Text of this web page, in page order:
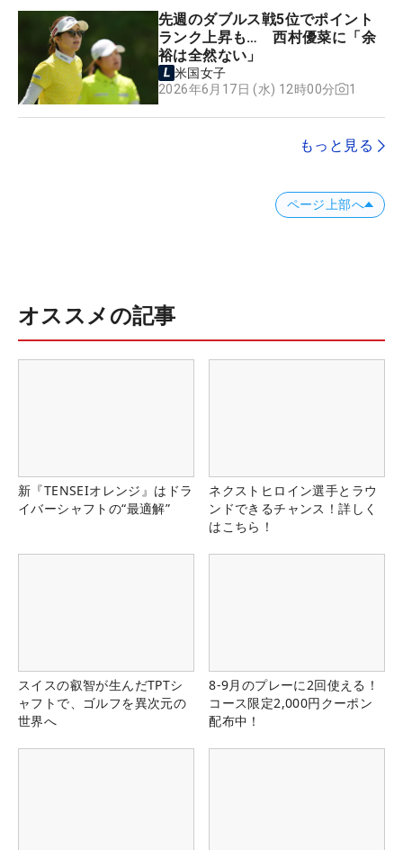
先週のダブルス戦5位でポイント
ランク上昇も… 西村優菜に「余
裕は全然ない」
米国女子
2026年6月17日 (水) 12時00分
1
もっと見る
ページ上部へ
オススメの記事
新『TENSEIオレンジ』はドラ
イバーシャフトの“最適解”
ネクストヒロイン選手とラウ
ンドできるチャンス！詳しく
はこちら！
スイスの叡智が生んだTPTシ
ャフトで、ゴルフを異次元の
世界へ
8-9月のプレーに2回使える！
コース限定2,000円クーポン
配布中！